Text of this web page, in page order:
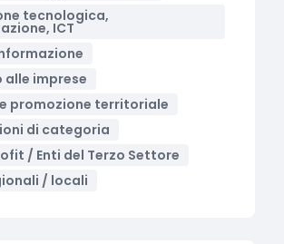
tecnologica,
ICT
alle imprese
promozione territoriale
di categoria
/ Enti del Terzo Settore
/ locali